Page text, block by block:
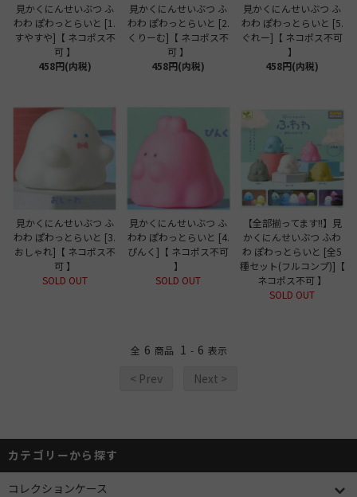
見かくにんせいぶつ ふ
わわ ぽわっとらいと [1.
すやすや]【 ネコポス不
可 】
458円(内税)
見かくにんせいぶつ ふ
わわ ぽわっとらいと [2.
くりーむ]【 ネコポス不
可 】
458円(内税)
見かくにんせいぶつ ふ
わわ ぽわっとらいと [5.
ぐれー]【 ネコポス不可
】
458円(内税)
見かくにんせいぶつ ふ
わわ ぽわっとらいと [3.
おしゃれ]【 ネコポス不
可 】
SOLD OUT
見かくにんせいぶつ ふ
わわ ぽわっとらいと [4.
ぴんく]【 ネコポス不可
】
SOLD OUT
【全部揃ってます!!】見
かくにんせいぶつ ふわ
わ ぽわっとらいと [全5
種セット(フルコンプ)]【
ネコポス不可 】
SOLD OUT
全 6 商品 1 - 6 表示
< Prev Next >
カテゴリーから探す
コレクションケース